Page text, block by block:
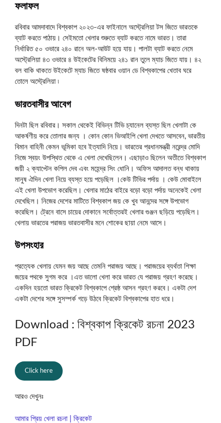
ফলাফল
রবিবার আমদাবাদে বিশ্বকাপ ২০২৩-এর ফাইনালে অস্ট্রেলিয়া টস জিতে ভারতকে
ব্যাট করতে পাঠায়। সেইমতো খেলার শুরুতে ব্যাট করতে নামে ভারত। তারা
নির্ধারিত ৫০ ওভারে ২৪০ রানে অল-আউট হয়ে যায়। পালটা ব্যাট করতে নেমে
অস্ট্রেলিয়া ৪৩ ওভারে ৪ উইকেটের বিনিময়ে ২৪১ রান তুলে ম্যাচ জিতে যায়। ৪২
বল বাকি থাকতে উইকেটে ম্যাচ জিতে ষষ্ঠবার ওয়ান ডে বিশ্বকাপের খেতাব ঘরে
তোলে অস্ট্রেলিয়া ৷
ভারতবাসীর আবেগ
দিনটা ছিল রবিবার। সকাল থেকেই বিভিন্ন টিভি চ্যানেল ব্যস্ত ছিল খেলাটা কে
আকর্ষণীয় করে তোলার জন্য । কোন কোন ভিআইপি খেলা দেখতে আসবেন, ভারতীয়
বিমান বাহিনী কেমন ভূমিকা হবে ইত্যাদি নিয়ে। ভারতের প্রধানমন্ত্রী নরেন্দ্র মোদি
নিজে স্বয়ং উপস্থিত থেকে এ খেলা দেখেছিলেন। এছাড়াও ছিলেন অতীতে বিশ্বকাপ
জয়ী ২ ক্যাপ্টেন কপিল দেব এবং মহেন্দ্র সিং ধোনি। অফিস আদালত বন্ধ থাকায়
মানুষ ঐদিন খেলা নিয়ে ব্যস্ত হয়ে পড়েছিল ।কেউ টিভির পর্দায় । কেউ মোবাইলে
এই খেলা উপভোগ করেছিল। খেলার মাঠের বাইরে বড়ো বড়ো পর্দায় অনেকেই খেলা
দেখেছিল। নিজের দেশের মাটিতে বিশ্বকাপ জয় কে খুব আনন্দের সঙ্গে উপভোগ
করেছিল। ট্রেনে বাসে চায়ের দোকানে সর্বোত্তরই খেলার গুঞ্জন ছড়িয়ে পড়েছিল।
খেলায় ভারতের পরাজয় ভারতবাসীর মনে শোকের ছায়া নেমে আসে।
উপসংহার
প্রত্যেক খেলায় যেমন জয় আছে তেমনি পরাজয় আছে। পরাজয়ের ব্যর্থতা শিক্ষা
জয়ের পথকে সুগম করে ।এত ভালো খেলা করে ভারত যে পরাজয় গ্রহণ করেছে।
একদিন হয়তো ভারত ক্রিকেট বিশ্বকাপে শ্রেষ্ঠ আসন গ্রহণ করবে। একটা দেশ
একটা দেশের সঙ্গে সুসম্পর্ক গড়ে উঠবে ক্রিকেট বিশ্বকাপের হাত ধরে।
Download : বিশ্বকাপ ক্রিকেট রচনা 2023
PDF
Click here
আরও দেখুনঃ
আমার প্রিয় খেলা রচনা | ক্রিকেট